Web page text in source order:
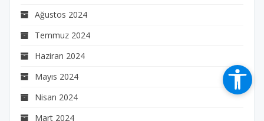
Ağustos 2024
Temmuz 2024
Haziran 2024
Mayıs 2024
Nisan 2024
Mart 2024